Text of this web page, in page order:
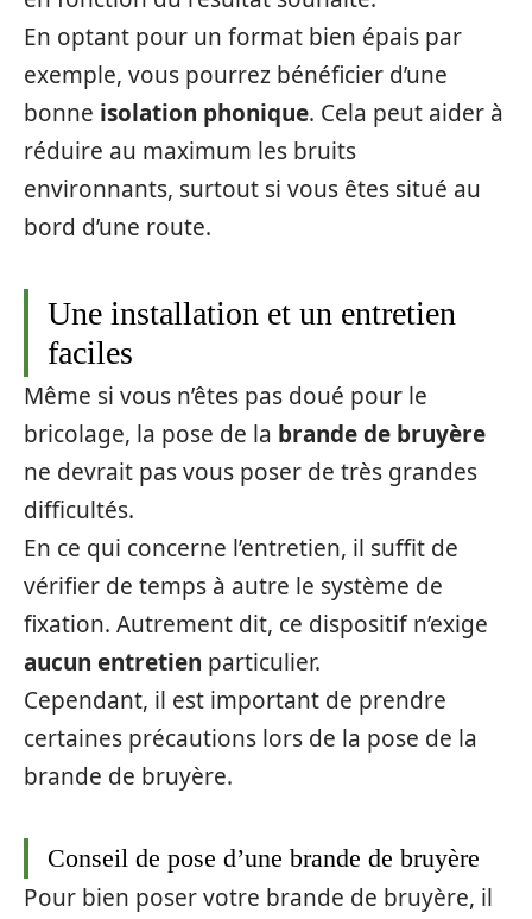
En optant pour un format bien épais par
exemple, vous pourrez bénéficier d’une
bonne isolation phonique. Cela peut aider à
réduire au maximum les bruits
environnants, surtout si vous êtes situé au
bord d’une route.
Une installation et un entretien
faciles
Même si vous n’êtes pas doué pour le
bricolage, la pose de la brande de bruyère
ne devrait pas vous poser de très grandes
difficultés.
En ce qui concerne l’entretien, il suffit de
vérifier de temps à autre le système de
fixation. Autrement dit, ce dispositif n’exige
aucun entretien particulier.
Cependant, il est important de prendre
certaines précautions lors de la pose de la
brande de bruyère.
Conseil de pose d’une brande de bruyère
Pour bien poser votre brande de bruyère, il